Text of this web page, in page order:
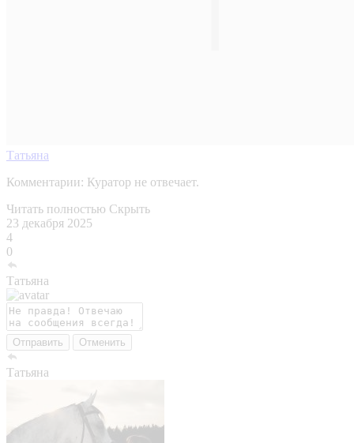
Татьяна
Комментарии: Куратор не отвечает.
Читать полностью Скрыть
23 декабря 2025
4
0
Татьяна
Отправить Отменить
Татьяна